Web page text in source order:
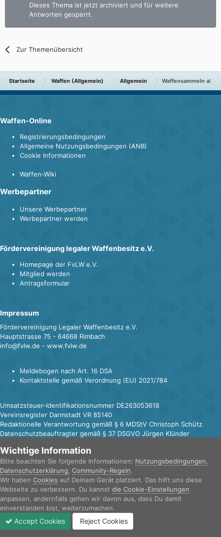
Dieses Thema ist jetzt archiviert und für weitere
Antworten gesperrt.
Zur Themenübersicht
Startseite Waffen (Allgemein) Allgemein Waffensammeln
Waffen-Online
Registrierungsbedingungen
Allgemeine Nutzungsbedingungen (ANB)
Cookie Informationen
Waffen-Wiki
Werbepartner
Unsere Werbepartner
Werbepartner werden
Fördervereinigung legaler Waffenbesitz e.V.
Homepage der FvLW e.V.
Mitglied werden
Antragsformular
Impressum
Fördervereinigung Legaler Waffenbesitz e.V.
Hauptstrasse 75 - 64668 Rimbach
info@fvlw.de - www.fvlw.de
Meldebogen nach Art. 16 DSA
Kontaktstelle gemäß Verordnung (EU) 2021/784
Umsatzsteuer-Identifikationsnummer DE263053618
Vereinsregister Darmstadt VR 85140
Redaktionelle Verantwortung gemäß § 6 MDStV Christoph Schütz
Datenschutzbeauftragter gemäß § 37 DSGVO Jürgen Klünder
IPS ThemebyIPSFocus Sprache Datenschutzerklärung
Cookies
FvLW e.V.
Powered by Invision Community
Wichtige Information
Bitte beachten Sie folgende Informationen: Nutzungsbedingungen
Datenschutzerklärung
Community-Regeln.
Wir haben Cookies auf Deinem Gerät platziert. Das hilft uns diese
Webseite zu verbessern. Du kannst die Cookie-Einstellungen
anpassen, andernfalls gehen wir davon aus, dass Du damit
einverstanden bist, weiterzumachen.
Accept Cookies Reject Cookies